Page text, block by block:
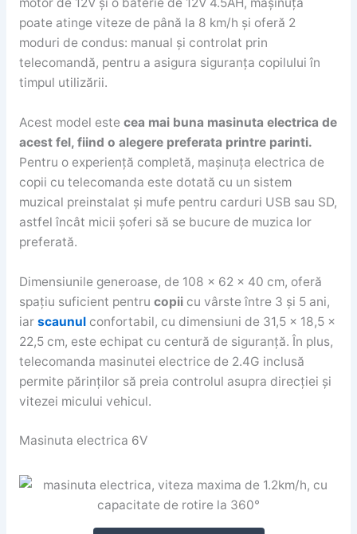
poate atinge viteze de până la 8 km/h și oferă 2
moduri de condus: manual și controlat prin
telecomandă, pentru a asigura siguranța copilului în
timpul utilizării.
Acest model estecea mai buna masinuta electrica de
acest fel, fiind o alegere preferata printre parinti.
Pentru o experiență completă, mașinuța electrica de
copii cu telecomanda este dotată cu un sistem
muzical preinstalat și mufe pentru carduri USB sau SD,
astfel încât micii șoferi să se bucure de muzica lor
preferată.
Dimensiunile generoase, de 108 x 62 x 40 cm, oferă
spațiu suficient pentru copii cu vârste între 3 și 5 ani,
iar scaunulconfortabil, cu dimensiuni de 31,5 x 18,5 x
22,5 cm, este echipat cu centură de siguranță. În plus,
telecomanda masinutei electrice de 2.4G inclusă
permite părinților să preia controlul asupra direcției și
vitezei micului vehicul.
Masinuta electrica 6V